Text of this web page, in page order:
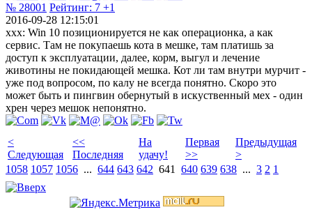
№ 28001 Рейтинг: 7 +1
2016-09-28 12:15:01
xxx: Win 10 позиционируется не как операционка, а как
сервис. Там не покупаешь кота в мешке, там платишь за
доступ к эксплуатации, далее, корм, выгул и лечение
животины не покидающей мешка. Кот ли там внутри мурчит -
уже под вопросом, по калу не всегда понятно. Скоро это
может быть и пингвин обернутый в искуственный мех - один
хрен через мешок непонятно.
<
Следующая
<<
Последняя
На
удачу!
Первая
>>
Предыдущая
>
1058 1057 1056 ... 644 643 642 641 640 639 638 ... 3 2 1